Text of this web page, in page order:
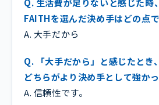
Q. 生活費が足りないと感じた時
FAITHを選んだ決め手はどの点
A. 大手だから
Q. 「大手だから」と感じたとき
どちらがより決め手として強か
A. 信頼性です。